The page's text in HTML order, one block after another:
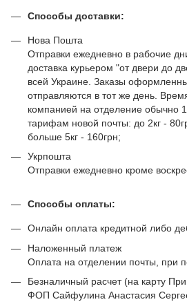
Способы доставки:
Нова Пошта
Отправки ежедневно в рабочие
доставка курьером "от двери до
всей Украине. Заказы
отправляются в тот же день.
компанией на отделение обычно
тарифам новой почты: до 2кг -
больше 5кг - 160грн;
Укрпошта
Отправки ежедневно кроме
Способы оплаты:
Онлайн оплата кредитной либо
Наложенный платеж
Оплата на отделении почты, при
Безналичный расчет (на карту
ФОП Сайфулина Анастасия